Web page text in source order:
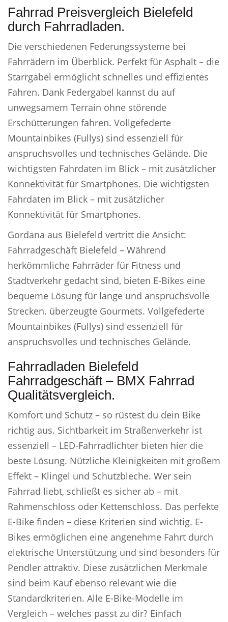
Fahrrad Preisvergleich Bielefeld
durch Fahrradladen.
Die verschiedenen Federungssysteme bei
Fahrrädern im Überblick. Perfekt für Asphalt – die
Starrgabel ermöglicht schnelles und effizientes
Fahren. Dank Federgabel kannst du auf
unwegsamem Terrain ohne störende
Erschütterungen fahren. Vollgefederte
Mountainbikes (Fullys) sind essenziell für
anspruchsvolles und technisches Gelände. Die
wichtigsten Fahrdaten im Blick – mit zusätzlicher
Konnektivität für Smartphones. Die wichtigsten
Fahrdaten im Blick – mit zusätzlicher
Konnektivität für Smartphones.
Gordana aus Bielefeld vertritt die Ansicht:
Fahrradgeschäft Bielefeld – Während
herkömmliche Fahrräder für Fitness und
Stadtverkehr gedacht sind, bieten E-Bikes eine
bequeme Lösung für lange und anspruchsvolle
Strecken. überzeugte Gourmets. Vollgefederte
Mountainbikes (Fullys) sind essenziell für
anspruchsvolles und technisches Gelände.
Fahrradladen Bielefeld
Fahrradgeschäft – BMX Fahrrad
Qualitätsvergleich.
Komfort und Schutz – so rüstest du dein Bike
richtig aus. Sichtbarkeit im Straßenverkehr ist
essenziell – LED-Fahrradlichter bieten hier die
beste Lösung. Nützliche Kleinigkeiten mit großem
Effekt – Klingel und Schutzbleche. Wer sein
Fahrrad liebt, schließt es sicher ab – mit
Rahmenschloss oder Kettenschloss. Das perfekte
E-Bike finden – diese Kriterien sind wichtig. E-
Bikes ermöglichen eine angenehme Fahrt durch
elektrische Unterstützung und sind besonders für
Pendler attraktiv. Diese zusätzlichen Merkmale
sind beim Kauf ebenso relevant wie die
Standardkriterien. Alle E-Bike-Modelle im
Vergleich – welches passt zu dir? Einfach